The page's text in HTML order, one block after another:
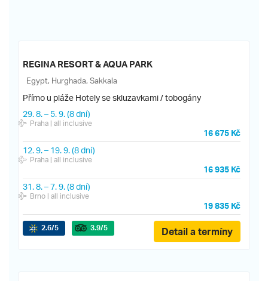
REGINA RESORT & AQUA PARK
Egypt, Hurghada, Sakkala
Přímo u pláže Hotely se skluzavkami / tobogány
29. 8.– 5. 9.(8 dní)
Praha| all inclusive
16 675 Kč
12. 9.– 19. 9.(8 dní)
Praha| all inclusive
16 935 Kč
31. 8.–7. 9.(8 dní)
Brno| all inclusive
19 835 Kč
2.6/5 3.9/5 Detail a termíny